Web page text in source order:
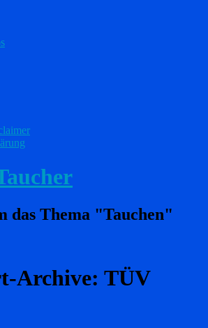
das Thema "Tauchen"
Archive: TÜV